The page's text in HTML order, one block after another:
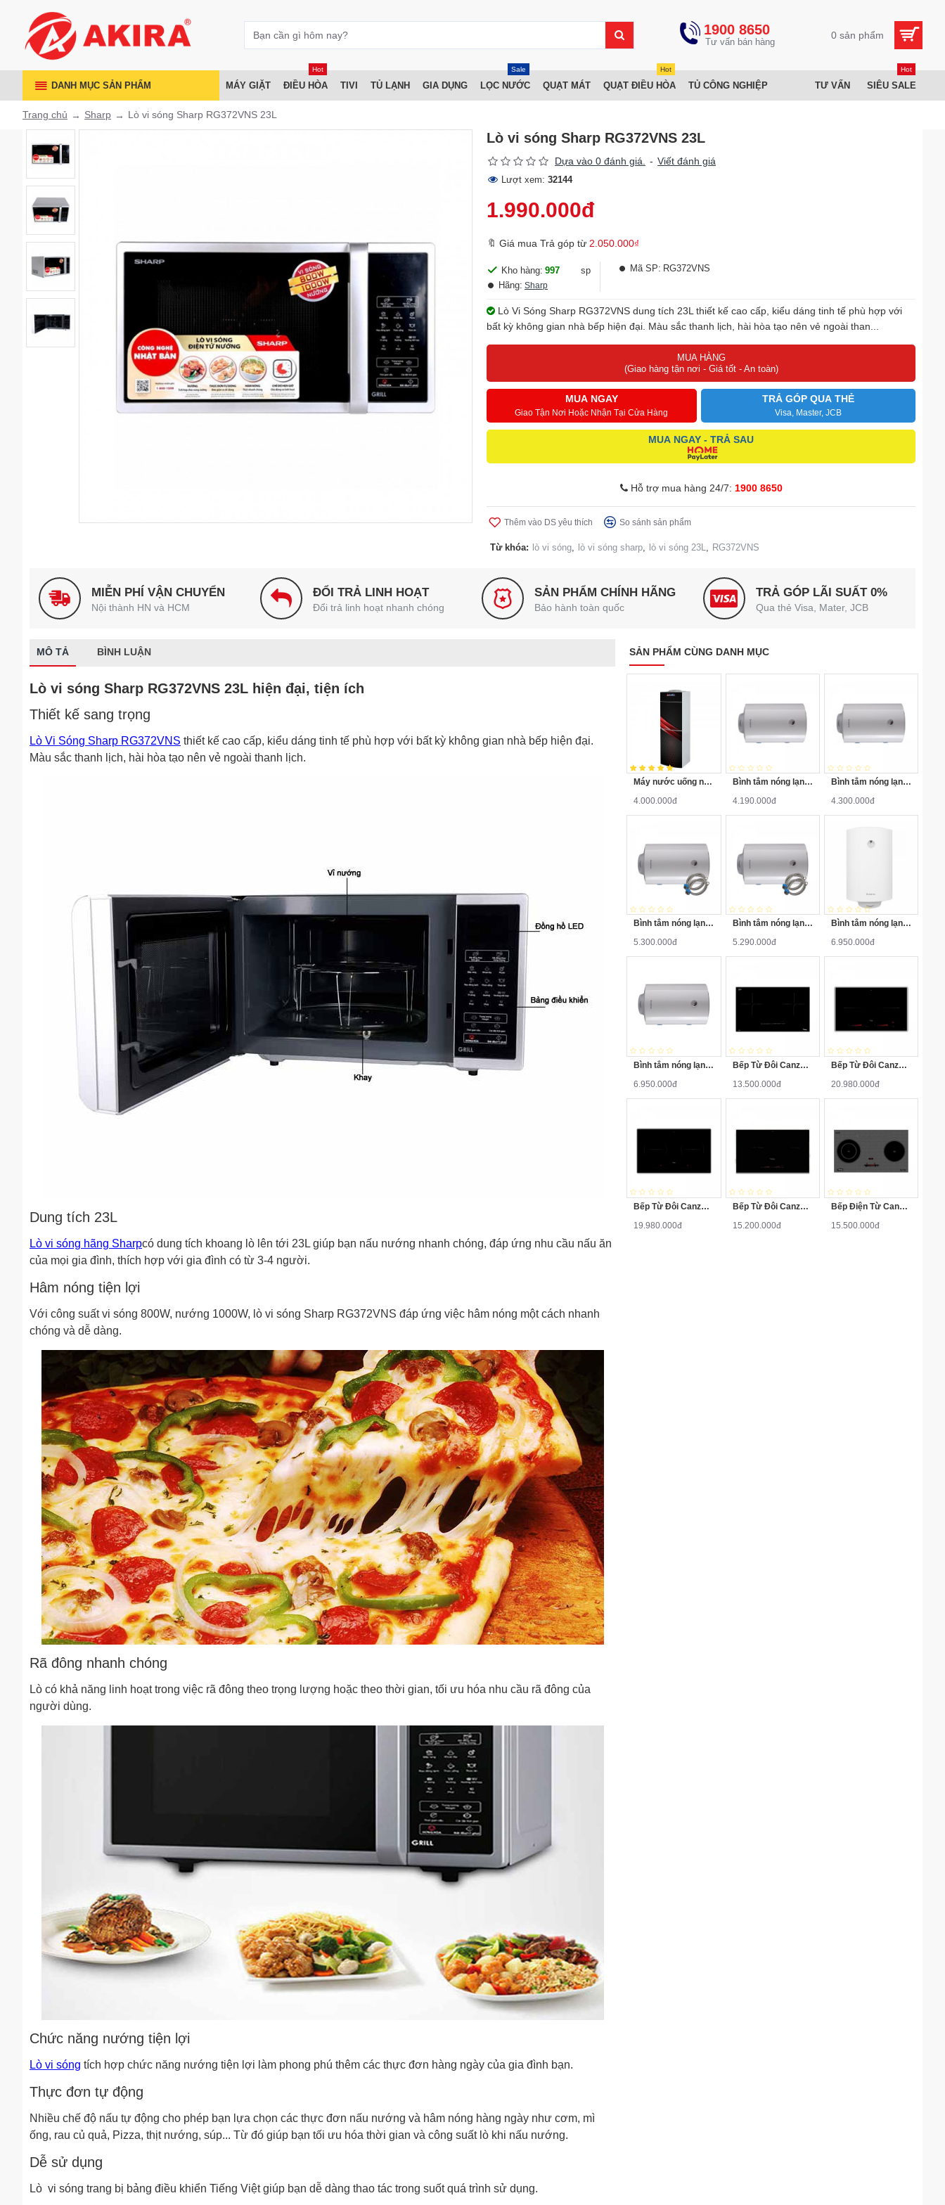
1900 8650 0 sản phẩm
DANH MỤC SẢN PHẨM MÁY GIẶT ĐIỀU HÒA
Hot
TIVI TỦ LẠNH GIA DỤNG LỌC NƯỚC
Sale
QUẠT MÁT QUẠT ĐIỀU HÒA
Hot
TỦ CÔNG NGHIỆP TƯ VẤN SIÊU SALE
Hot
Trang chủ Sharp Lò vi sóng Sharp RG372VNS 23L
Lò vi sóng Sharp RG372VNS 23L
Dựa vào 0 đánh giá. - Viết đánh giá
Lượt xem: 32144
1.990.000đ
🔖 Giá mua Trả góp từ 2.050.000₫
Kho hàng: 997
sp
Hãng: Sharp
Mã SP: RG372VNS
Lò Vi Sóng Sharp RG372VNS dung tích 23L thiết kế cao cấp, kiểu dáng tinh tế phù hợp với
bất kỳ không gian nhà bếp hiện đại. Màu sắc thanh lịch, hài hòa tạo nên vẻ ngoài than...
MUA HÀNG
(Giao hàng tận nơi - Giá tốt - An toàn)
MUA NGAY
Giao Tận Nơi Hoặc Nhận Tại Cửa Hàng
TRẢ GÓP QUA THẺ
Visa, Master, JCB
MUA NGAY - TRẢ SAU
Hỗ trợ mua hàng 24/7: 1900 8650
Thêm vào DS yêu thích So sánh sản phẩm
Từ khóa: lò vi sóng, lò vi sóng sharp, lò vi sóng 23L, RG372VNS
MIỄN PHÍ VẬN CHUYỂN
Nội thành HN và HCM
ĐỔI TRẢ LINH HOẠT
Đổi trả linh hoạt nhanh chóng
SẢN PHẨM CHÍNH HÃNG
Bảo hành toàn quốc
TRẢ GÓP LÃI SUẤT 0%
Qua thẻ Visa, Mater, JCB
MÔ TẢ BÌNH LUẬN
Lò vi sóng Sharp RG372VNS 23L hiện đại, tiện ích
Thiết kế sang trọng
Lò Vi Sóng Sharp RG372VNS thiết kế cao cấp, kiểu dáng tinh tế phù hợp với bất kỳ không gian nhà bếp hiện đại.
Màu sắc thanh lịch, hài hòa tạo nên vẻ ngoài thanh lịch.
Dung tích 23L
Lò vi sóng hãng Sharpcó dung tích khoang lò lên tới 23L giúp bạn nấu nướng nhanh chóng, đáp ứng nhu cầu nấu ăn
của mọi gia đình, thích hợp với gia đình có từ 3-4 người.
Hâm nóng tiện lợi
Với công suất vi sóng 800W, nướng 1000W, lò vi sóng Sharp RG372VNS đáp ứng việc hâm nóng một cách nhanh
chóng và dễ dàng.
Rã đông nhanh chóng
Lò có khả năng linh hoạt trong việc rã đông theo trọng lượng hoặc theo thời gian, tối ưu hóa nhu cầu rã đông của
người dùng.
Chức năng nướng tiện lợi
Lò vi sóng tích hợp chức năng nướng tiện lợi làm phong phú thêm các thực đơn hàng ngày của gia đình bạn.
Thực đơn tự động
Nhiều chế độ nấu tự động cho phép bạn lựa chọn các thực đơn nấu nướng và hâm nóng hàng ngày như cơm, mì
ống, rau củ quả, Pizza, thịt nướng, súp... Từ đó giúp bạn tối ưu hóa thời gian và công suất lò khi nấu nướng.
Dễ sử dụng
Lò vi sóng trang bị bảng điều khiển Tiếng Việt giúp bạn dễ dàng thao tác trong suốt quá trình sử dụng.
SẢN PHẨM CÙNG DANH MỤC
Máy nước uống nóng lạnh Alaska R-80
4.000.000đ
Bình tắm nóng lạnh Ariston PRO-R40SH 2.5FE 40 Lít
4.190.000đ
Bình tắm nóng lạnh Ariston PRO-R50V 2.5FE 50 Lít
4.300.000đ
Bình tắm nóng lạnh Ariston PRO-R80V 2.5FE 80 Lít
5.300.000đ
Bình tắm nóng lạnh Ariston PRO-R80H 2.5FE 80 Lít
5.290.000đ
Bình tắm nóng lạnh Ariston PRO-R100V 2.5FE 100 Lít
6.950.000đ
Bình tắm nóng lạnh Ariston PRO-R100H 2.5FE 100 Lít
6.950.000đ
Bếp Từ Đôi Canzy CZ-922P
13.500.000đ
Bếp Từ Đôi Canzy CZ-702IP
20.980.000đ
Bếp Từ Đôi Canzy CZ-702IPA
19.980.000đ
Bếp Từ Đôi Canzy CZ-922H
15.200.000đ
Bếp Điện Từ Canzy CZ-BMIX740T
15.500.000đ